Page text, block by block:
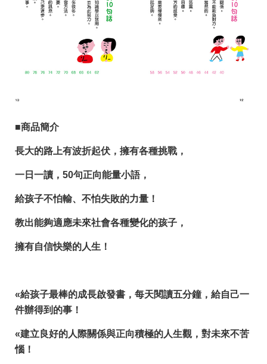
■商品簡介
長大的路上有波折起伏，擁有各種挑戰，
一日一讀，50句正向能量小語，
給孩子不怕輸、不怕失敗的力量！
教出能夠適應未來社會各種變化的孩子，
擁有自信快樂的人生！
«給孩子最棒的成長啟發書，每天閱讀五分鐘，給自己一
件辦得到的事！
«建立良好的人際關係與正向積極的人生觀，對未來不苦
惱！